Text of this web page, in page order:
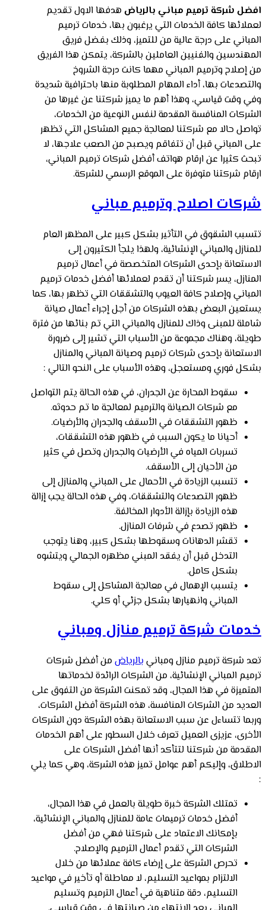
افضل شركة ترميم مباني بالرياض هدفها الاول تقديم
لعملائها كافة الخدمات التي يرغبون بها، خدمات ترميم
المباني على درجة عالية من للتميز، وذلك بفضل فريق
المهندسين والفنيين العاملين بالشركة، يتمكن هذا الفريق
من إصلاح وترميم المباني مهما كانت درجة الشروخ
والتصدعات بها، أداء المهام المطلوبة منها باحترافية شديدة
وفي وقت قياسي، وهذا أهم ما يميز شركتنا عن غيرها من
الشركات المنافسة المقدمة لنفس النوعية من الخدمات،
تواصل حالا مع شركتنا لمعالجة جميع المشاكل التي تظهر
على المباني قبل أن تتفاقم ويصبح من الصعب علاجها، لا
تبحث كثيرا عن ارقام هواتف أفضل شركات ترميم المباني،
ارقام شركتنا متوفرة على الموقع الرسمي للشركة.
شركات اصلاح وترميم مباني
تتسبب الشقوق في التأثير بشكل كبير على المظهر العام
للمنازل والمباني الإنشائية، ولهذا يلجأ الكثيرون إلى
الاستعانة بإحدى الشركات المتخصصة في أعمال ترميم
المنازل، يسر شركتنا أن تقدم لعملائها أفضل خدمات ترميم
المباني وإصلاح كافة العيوب والتشققات التي تظهر بها، كما
يستعين البعض بهذه الشركات من أجل إجراء أعمال صيانة
شاملة للمبنى وذاك للمنازل والمباني التي تم بنائها من فترة
طويلة، وهناك مجموعة من الأسباب التي تشير إلى ضرورة
الاستعانة بإحدى شركات ترميم وصيانة المباني والمنازل
بشكل فوري ومستعجل، وهذه الأسباب على النحو التالي :
سقوط المحارة عن الجدران، في هذه الحالة يتم التواصل
مع شركات الصيانة والترميم لمعالجة ما تم حدوثه.
ظهور التشققات في الأسقف والجدران والأرضيات.
أحيانا ما يكون السبب في ظهور هذه التشققات،
تسربات المياه في الأرضيات والجدران وتصل في كثير
من الأحيان إلى الأسقف.
تتسبب الزيادة في الأحمال على المباني والمنازل إلى
ظهور التصدعات والتشققات، وفي هذه الحالة يجب إزالة
هذه الزيادة بإزالة الأدوار المخالفة.
ظهور تصدع في شرفات المنازل.
تقشر الدهانات وسقوطها بشكل كبير، وهنا يتوجب
التدخل قبل أن يفقد المبني مظهره الجمالي ويتشوه
بشكل كامل.
يتسبب الإهمال في معالجة المشاكل إلى سقوط
المباني وانهيارها بشكل جزئي أو كلي.
خدمات شركة ترميم منازل ومباني
تعد شركة ترميم منازل ومباني بالرياض من أفضل شركات
ترميم المباني الإنشائية، من الشركات الرائدة لخدماتها
المتميزة في هذا المجال، وقد تمكنت الشركة من التفوق على
العديد من الشركات المنافسة، هذه الشركة أفضل الشركات،
وربما تتساءل عن سبب الاستعانة بهذه الشركة دون الشركات
الأخرى، عزيزى العميل تعرف خلال السطور على أهم الخدمات
المقدمة من شركتنا لتتأكد أنها أفضل الشركات على
الاطلاق، وإليكم أهم عوامل تميز هذه الشركة، وهي كما يلي
:
تمتلك الشركة خبرة طويلة بالعمل في هذا المجال،
أفضل خدمات ترميمات عامة للمنازل والمباني الإنشائية،
بإمكانك الاعتماد على شركتنا فهي من أفضل
الشركات التي تقدم أعمال الترميم والإصلاح.
تحرص الشركة على إرضاء كافة عملائها من خلال
الالتزام بمواعيد التسليم، لا مماطلة أو تأخير في مواعيد
التسليم، دقة متناهية في أعمال الترميم وتسليم